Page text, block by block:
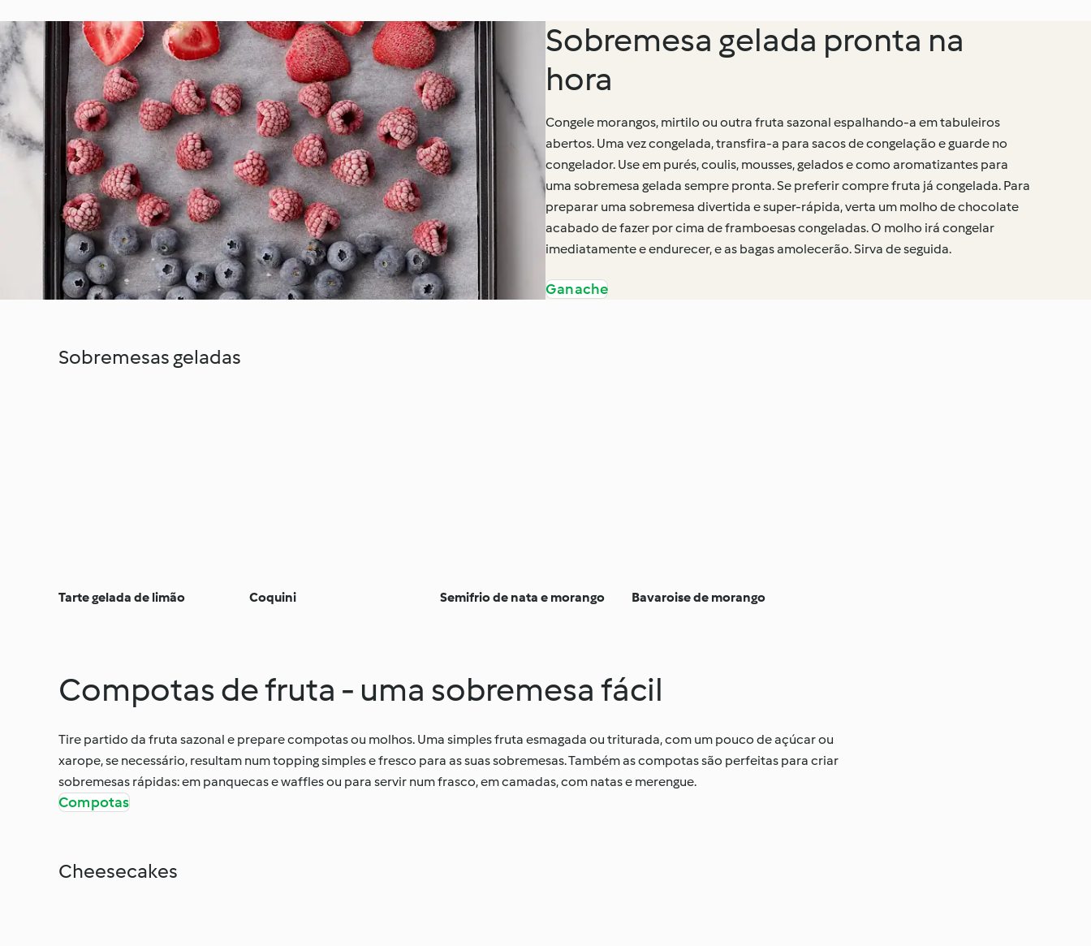
Sobremesa gelada pronta na
hora
Congele morangos, mirtilo ou outra fruta sazonal espalhando-a em tabuleiros
abertos. Uma vez congelada, transfira-a para sacos de congelação e guarde no
congelador. Use em purés, coulis, mousses, gelados e como aromatizantes para
uma sobremesa gelada sempre pronta. Se preferir compre fruta já congelada. Para
preparar uma sobremesa divertida e super-rápida, verta um molho de chocolate
acabado de fazer por cima de framboesas congeladas. O molho irá congelar
imediatamente e endurecer, e as bagas amolecerão. Sirva de seguida.
Ganache
Sobremesas geladas
Tarte gelada de limão Coquini Semifrio de nata e morango Bavaroise de morango
Compotas de fruta - uma sobremesa fácil
Tire partido da fruta sazonal e prepare compotas ou molhos. Uma simples fruta esmagada ou triturada, com um pouco de açúcar ou
xarope, se necessário, resultam num topping simples e fresco para as suas sobremesas. Também as compotas são perfeitas para criar
sobremesas rápidas: em panquecas e waffles ou para servir num frasco, em camadas, com natas e merengue.
Compotas
Cheesecakes